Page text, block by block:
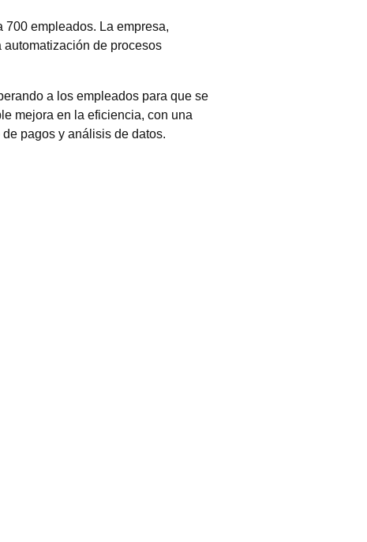
empleados. La empresa,
de procesos
a los empleados para que se
mejora en la eficiencia, con una
pagos y análisis de datos.